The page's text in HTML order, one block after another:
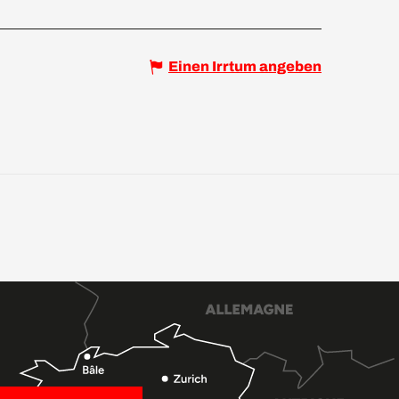
Einen Irrtum angeben